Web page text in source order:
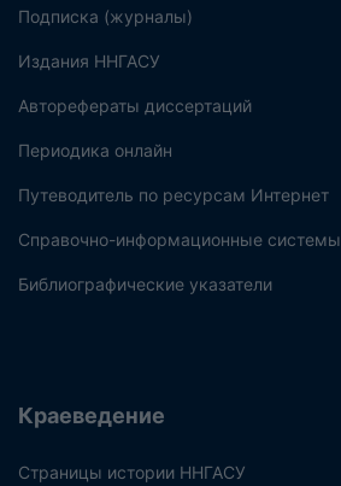
Подписка (журналы)
Издания ННГАСУ
Авторефераты диссертаций
Периодика онлайн
Путеводитель по ресурсам Интернет
Справочно-информационные системы
Библиографические указатели
Краеведение
Страницы истории ННГАСУ